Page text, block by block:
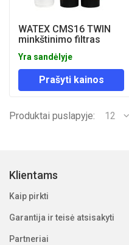
WATEX CMS16 TWIN
minkštinimo filtras
Yra sandėlyje
Prašyti kainos
Produktai puslapyje: 12
Klientams
Kaip pirkti
Garantija ir teisė atsisakyti
Partneriai